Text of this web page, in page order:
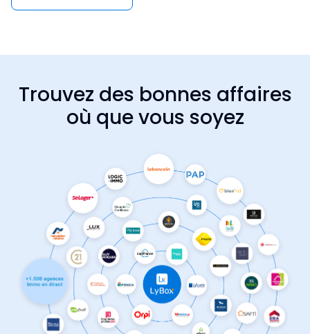
Trouvez des bonnes affaires
où que vous soyez